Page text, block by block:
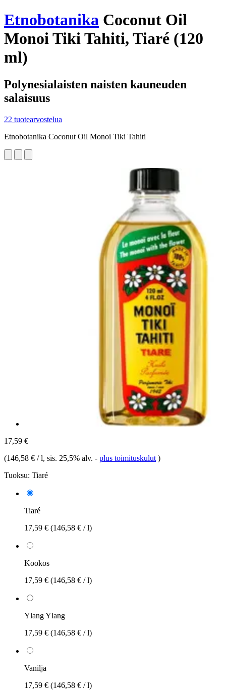
Etnobotanika Coconut Oil
Monoi Tiki Tahiti, Tiaré (120
ml)
Polynesialaisten naisten kauneuden
salaisuus
22 tuotearvostelua
Etnobotanika Coconut Oil Monoi Tiki Tahiti
17,59 €
(146,58 € / l, sis. 25,5% alv. - plus toimituskulut )
Tuoksu: Tiaré
Tiaré
17,59 € (146,58 € / l)
Kookos
17,59 € (146,58 € / l)
Ylang Ylang
17,59 € (146,58 € / l)
Vanilja
17,59 € (146,58 € / l)